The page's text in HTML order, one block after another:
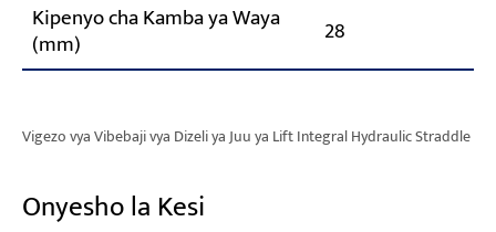
Kipenyo cha Kamba ya Waya
(mm) 28
Vigezo vya Vibebaji vya Dizeli ya Juu ya Lift Integral Hydraulic Straddle
Onyesho la Kesi